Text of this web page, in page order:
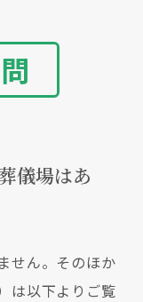
儀場はあ
せん。そのほか
は以下よりご覧